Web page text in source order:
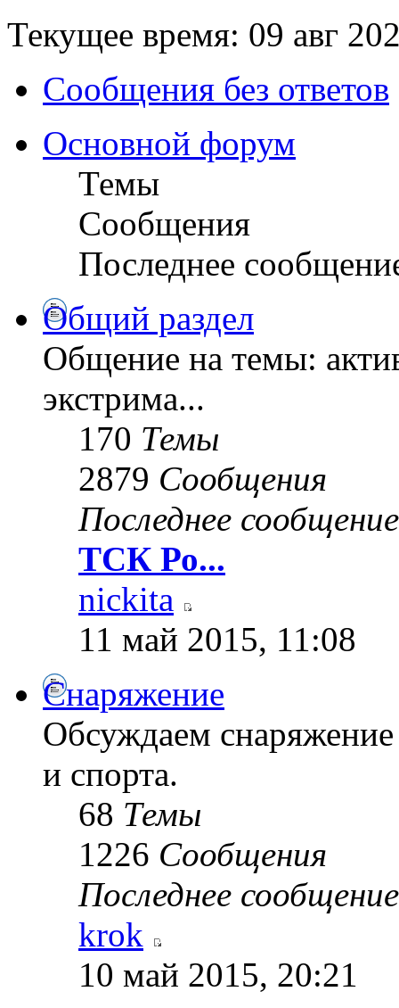
Текущее время: 09 авг
Сообщения без ответов
Основной форум
Темы
Сообщения
Последнее
Общий раздел
Общение на темы:
экстрима...
170 Темы
2879 Сообщения
Последнее сообщение
ТСК Ро...
nickita
11 май 2015, 11:08
Снаряжение
Обсуждаем снаряжение
и спорта.
68 Темы
1226 Сообщения
Последнее сообщение
krok
10 май 2015, 20:21